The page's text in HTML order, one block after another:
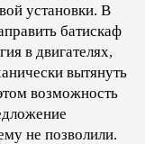
установки. В
батискаф
в двигателях,
вытянуть
возможность
не позволили.